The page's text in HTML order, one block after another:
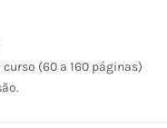
(60 a 160 páginas)